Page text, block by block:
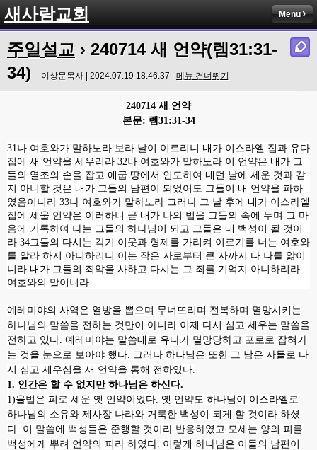
새사람교회 Menu
주일설교 › 240714 새 언약(렘31:31-
34)
이상문목사 | 2024.07.19 18:46:37 | 메뉴 건너뛰기
240714 새 언약
본문: 렘 31:31-34
31나 여호와가 말하노라 보라 날이 이르리니 내가 이스라엘 집과 유다
집에 새 언약을 세우리라 32나 여호와가 말하노라 이 언약은 내가 그
들의 열조의 손을 잡고 애굽 땅에서 인도하여 내던 날에 세운 것과 같
지 아니할 것은 내가 그들의 남편이 되었어도 그들이 내 언약을 파하
였음이니라 33나 여호와가 말하노라 그러나 그 날 후에 내가 이스라엘
집에 세울 언약은 이러하니 곧 내가 나의 법을 그들의 속에 두며 그 마
음에 기록하여 나는 그들의 하나님이 되고 그들은 내 백성이 될 것이
라 34그들의 다시는 각기 이웃과 형제를 가리켜 이르기를 너는 여호와
를 알라 하지 아니하리니 이는 작은 자로부터 큰 자까지 다 나를 앎이
니라 내가 그들의 죄악을 사하고 다시는 그 죄를 기억지 아니하리라
여호와의 말이니라
예레미야의 사역은 열방을 뽑으며 무너뜨리며 전복하며 멸망시키는
하나님의 말씀을 전하는 것만이 아니라 이제 다시 심고 세우는 말씀을
전하고 있다. 예레미야는 말씀대로 유다가 멸망당하고 포로로 잡혀가
는 것을 눈으로 보아야 했다. 그러나 하나님은 또한 그 남은 자들로 다
시 심고 세우심을 새 언약을 통해 전하였다.
1. 인간은 할 수 없지만 하나님은 하신다.
1)율법은 피로 세운 옛 언약이었다. 옛 언약도 하나님이 이스라엘로
하나님의 소유와 제사장 나라와 거룩한 백성이 되게 할 것이라 하셨
다. 이 말씀에 백성들은 준행할 것이라 반응하였고 모세는 양의 피를
백성에게 뿌려 언약의 피라 하였다. 이렇게 하나님은 이들의 남편이